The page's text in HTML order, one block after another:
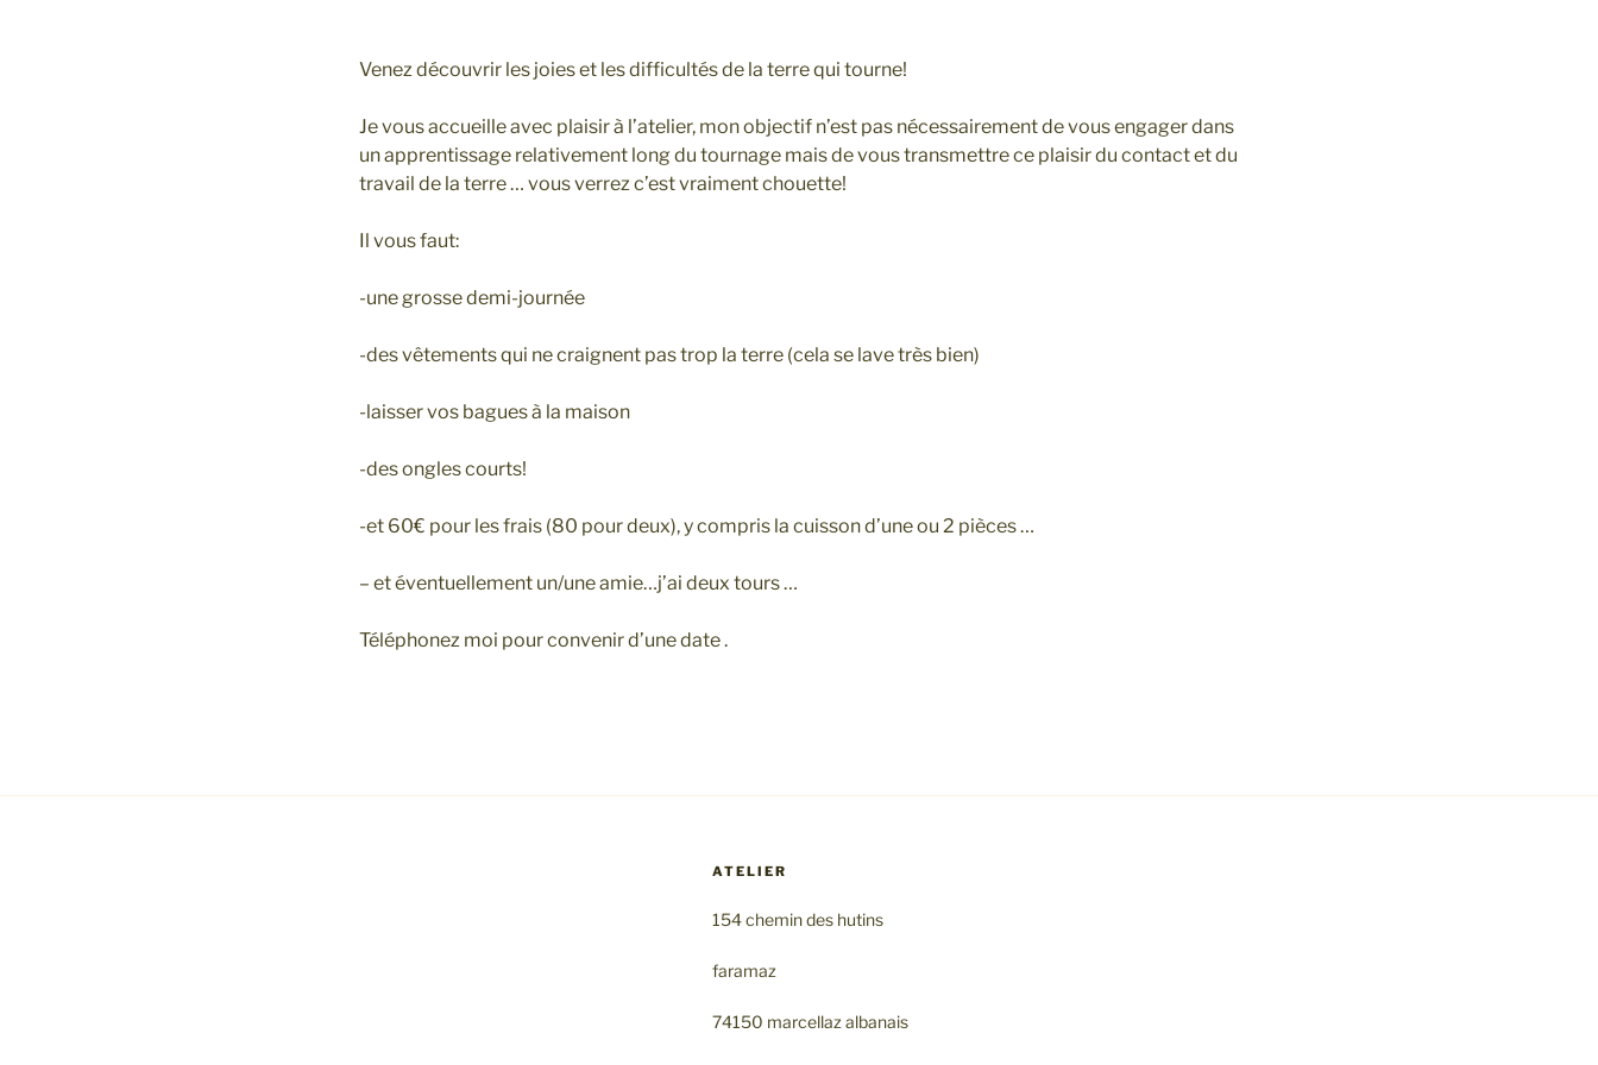
Venez découvrir les joies et les difficultés de la terre qui tourne!
Je vous accueille avec plaisir à l’atelier, mon objectif n’est pas nécessairement de vous engager dans
un apprentissage relativement long du tournage mais de vous transmettre ce plaisir du contact et du
travail de la terre … vous verrez c’est vraiment chouette!
Il vous faut:
-une grosse demi-journée
-des vêtements qui ne craignent pas trop la terre (cela se lave très bien)
-laisser vos bagues à la maison
-des ongles courts!
-et 60€ pour les frais (80 pour deux), y compris la cuisson d’une ou 2 pièces …
– et éventuellement un/une amie…j’ai deux tours …
Téléphonez moi pour convenir d’une date .
ATELIER
154 chemin des hutins
faramaz
74150 marcellaz albanais